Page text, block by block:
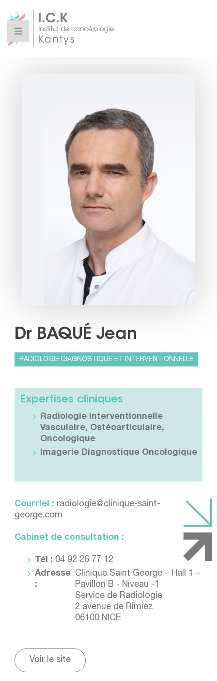
Dr BAQUÉ Jean
RADIOLOGIE DIAGNOSTIQUE ET INTERVENTIONNELLE
Expertises cliniques
Radiologie Interventionnelle
Vasculaire, Ostéoarticulaire,
Oncologique
Imagerie Diagnostique Oncologique
Courriel : radiologie@clinique-saint-
george.com
Cabinet de consultation :
Tél : 04 92 26 77 12
Adresse
:
Clinique Saint George – Hall 1 –
Pavillon B - Niveau -1
Service de Radiologie
2 avenue de Rimiez
06100 NICE
Voir le site